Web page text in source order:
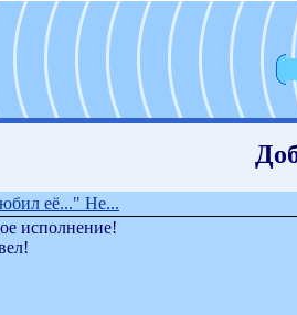
её..." Не...
исполнение!